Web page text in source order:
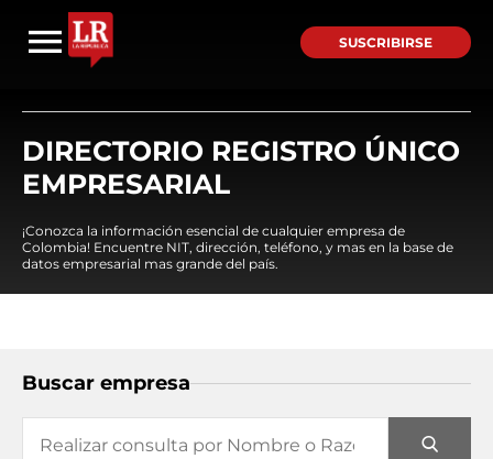
SUSCRIBIRSE
DIRECTORIO REGISTRO ÚNICO
EMPRESARIAL
¡Conozca la información esencial de cualquier empresa de
Colombia! Encuentre NIT, dirección, teléfono, y mas en la base de
datos empresarial mas grande del país.
Buscar empresa